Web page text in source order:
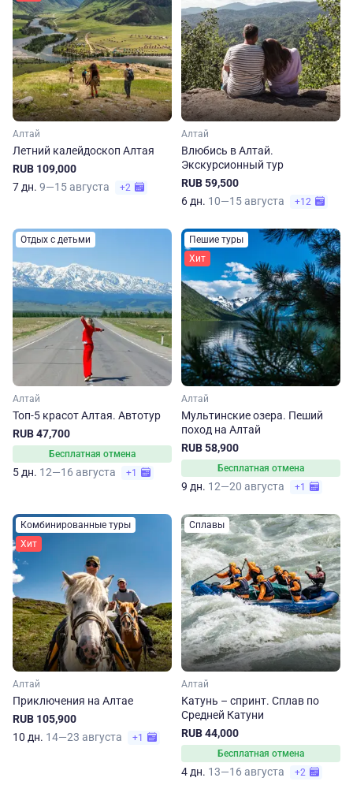
Алтай
Летний калейдоскоп Алтая
RUB 109,000
7 дн. 9—15 августа +2
Алтай
Влюбись в Алтай.
Экскурсионный тур
RUB 59,500
6 дн. 10—15 августа +12
Отдых с детьми
Алтай
Топ-5 красот Алтая. Автотур
RUB 47,700
Бесплатная отмена
5 дн. 12—16 августа +1
Пешие туры
Хит
Алтай
Мультинские озера. Пеший
поход на Алтай
RUB 58,900
Бесплатная отмена
9 дн. 12—20 августа +1
Комбинированные туры
Хит
Алтай
Приключения на Алтае
RUB 105,900
10 дн. 14—23 августа +1
Сплавы
Алтай
Катунь – спринт. Сплав по
Средней Катуни
RUB 44,000
Бесплатная отмена
4 дн. 13—16 августа +2